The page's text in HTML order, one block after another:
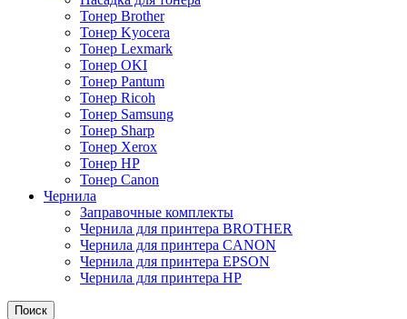
Тонер Brother
Тонер Kyocera
Тонер Lexmark
Тонер OKI
Тонер Pantum
Тонер Ricoh
Тонер Samsung
Тонер Sharp
Тонер Xerox
Тонер НР
Тонер Саnon
Чернила
Заправочные комплекты
Чернила для принтера BROTHER
Чернила для принтера CANON
Чернила для принтера EPSON
Чернила для принтера HP
Поиск